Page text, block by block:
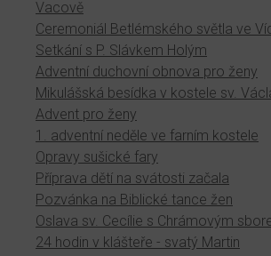
Vacově
Ceremoniál Betlémského světla ve
Setkání s P. Slávkem Holým
Adventní duchovní obnova pro ženy
Mikulášská besídka v kostele sv.
Advent pro ženy
1. adventní neděle ve farním kostele
Opravy sušické fary
Příprava dětí na svátosti začala
Pozvánka na Biblické tance žen
Oslava sv. Cecílie s Chrámovým
24 hodin v klášteře - svatý Martin